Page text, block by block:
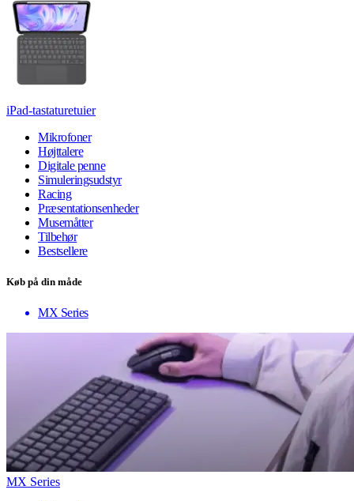
iPad-tastaturetuier
Mikrofoner
Højttalere
Digitale penne
Simuleringsudstyr
Racing
Præsentationsenheder
Musemåtter
Tilbehør
Bestsellere
Køb på din måde
MX Series
MX Series